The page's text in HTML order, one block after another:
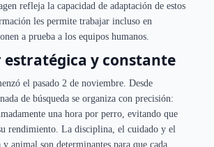
refleja la capacidad de adaptación de estos
les permite trabajar incluso en
a prueba a los equipos humanos.
estratégica y constante
el pasado 2 de noviembre. Desde
de búsqueda se organiza con precisión:
una hora por perro, evitando que
rendimiento. La disciplina, el cuidado y el
animal son determinantes para que cada